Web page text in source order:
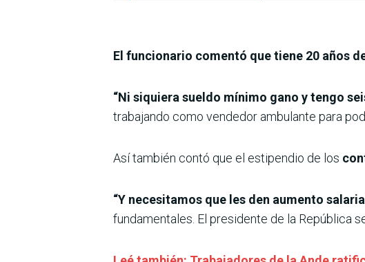
El funcionario comentó que tiene 20 años
“Ni siquiera sueldo mínimo gano y tengo
trabajando como vendedor ambulante para
Así también contó que el estipendio de los
“Y necesitamos que les den aumento
fundamentales. El presidente de la República